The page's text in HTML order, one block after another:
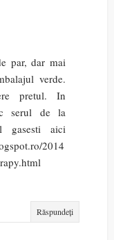
par, dar mai
verde.
pretul. In
serul de la
gasesti aici
2014
Răspundeți